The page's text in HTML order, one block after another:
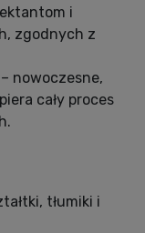
i
zgodnych z
– nowoczesne,
cały proces
tłumiki i